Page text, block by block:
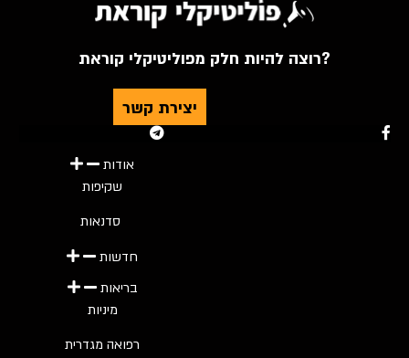
רוצה להיות חלק מפוליטיקלי קוראת?
יצירת קשר
אודות
שקיפות
סדנאות
חדשות
בריאות
מיניות
רפואה מגדרית